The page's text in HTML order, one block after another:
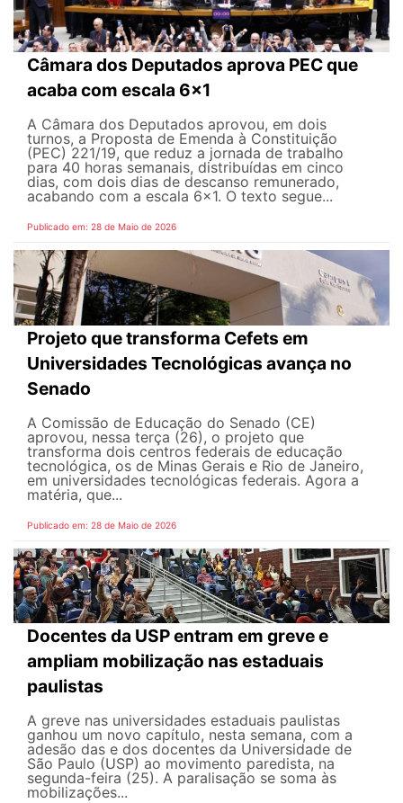
Câmara dos Deputados aprova PEC que
acaba com escala 6x1
A Câmara dos Deputados aprovou, em dois
turnos, a Proposta de Emenda à Constituição
(PEC) 221/19, que reduz a jornada de trabalho
para 40 horas semanais, distribuídas em cinco
dias, com dois dias de descanso remunerado,
acabando com a escala 6x1. O texto segue...
Publicado em: 28 de Maio de 2026
Projeto que transforma Cefets em
Universidades Tecnológicas avança no
Senado
A Comissão de Educação do Senado (CE)
aprovou, nessa terça (26), o projeto que
transforma dois centros federais de educação
tecnológica, os de Minas Gerais e Rio de Janeiro,
em universidades tecnológicas federais. Agora a
matéria, que...
Publicado em: 28 de Maio de 2026
Docentes da USP entram em greve e
ampliam mobilização nas estaduais
paulistas
A greve nas universidades estaduais paulistas
ganhou um novo capítulo, nesta semana, com a
adesão das e dos docentes da Universidade de
São Paulo (USP) ao movimento paredista, na
segunda-feira (25). A paralisação se soma às
mobilizações...